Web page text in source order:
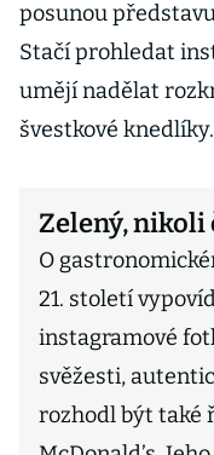
posunou
Stačí prohledat
umějí nadělat
švestkové knedlíky.
Zelený, nikoli
O
21. století
instagramové
svěžesti,
rozhodl být také